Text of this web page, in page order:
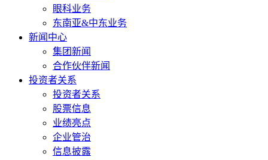
眼科业务
东南亚&中东业务
新闻中心
集团新闻
合作伙伴新闻
投资者关系
投资者关系
股票信息
业绩亮点
企业管治
信息披露